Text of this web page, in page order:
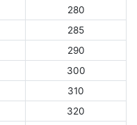
280
285
290
300
310
320